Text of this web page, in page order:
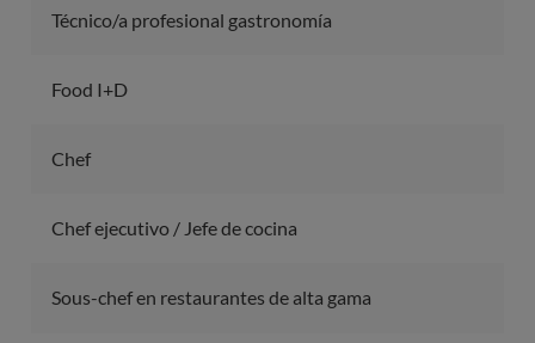
Técnico/a profesional gastronomía
Food I+D
Chef
Chef ejecutivo / Jefe de cocina
Sous-chef en restaurantes de alta gama